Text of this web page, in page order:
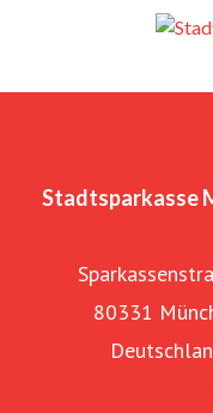
Stadtsparkasse
80331